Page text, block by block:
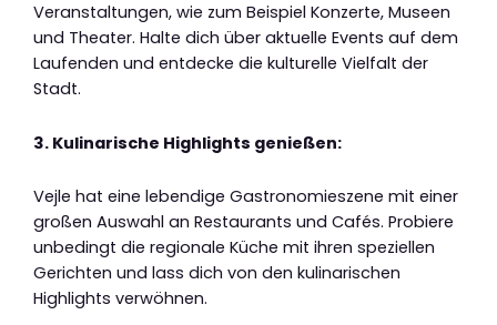
Veranstaltungen, wie zum Beispiel Konzerte, Museen
und Theater. Halte dich über aktuelle Events auf dem
Laufenden und entdecke die kulturelle Vielfalt der
Stadt.
3. Kulinarische Highlights genießen:
Vejle hat eine lebendige Gastronomieszene mit einer
großen Auswahl an Restaurants und Cafés. Probiere
unbedingt die regionale Küche mit ihren speziellen
Gerichten und lass dich von den kulinarischen
Highlights verwöhnen.